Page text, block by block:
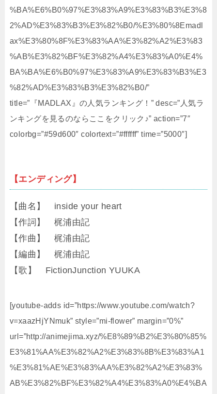
%BA%E6%B0%97%E3%83%A9%E3%83%B3%E3%8
2%AD%E3%83%B3%E3%82%B0/%E3%80%8Emadl
ax%E3%80%8F%E3%83%AA%E3%82%A2%E3%83
%AB%E3%82%BF%E3%82%A4%E3%83%A0%E4%
BA%BA%E6%B0%97%E3%83%A9%E3%83%B3%E3
%82%AD%E3%83%B3%E3%82%B0/”
title=”『MADLAX』の人気ランキング！” desc=”人気ラ
ンキングを見るのならここをクリック♪” action=”7″
colorbg=”#59d600″ colortext=”#ffffff” time=”5000″]
【エンディング】
【曲名】 inside your heart
【作詞】 梶浦由記
【作曲】 梶浦由記
【編曲】 梶浦由記
【歌】 FictionJunction YUUKA
[youtube-adds id=”https://www.youtube.com/watch?
v=xaazHjYNmuk” style=”mi-flower” margin=”0%”
url=”http://animejima.xyz/%E8%89%B2%E3%80%85%
E3%81%AA%E3%82%A2%E3%83%8B%E3%83%A1
%E3%81%AE%E3%83%AA%E3%82%A2%E3%83%
AB%E3%82%BF%E3%82%A4%E3%83%A0%E4%BA